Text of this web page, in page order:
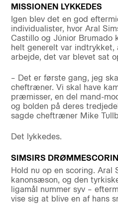
MISSIONEN LYKKEDES
Igen blev det en god
individualister, hvor Aral
Castillo og Júnior Brumado
helt generelt var
arbejde, det var blevet sat
– Det er første gang, jeg
cheftræner. Vi skal have
præmisser, en del mand-
og bolden på deres
sagde cheftræner Mike
Det lykkedes.
SIMSIRS
Hold nu op en scoring. Aral
kanonsæson, og den
ligamål nummer syv –
vise sig at blive en af hans